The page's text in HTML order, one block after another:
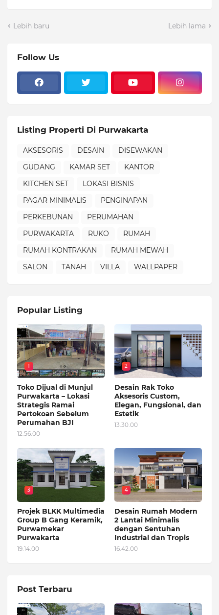
Lebih baru Lebih lama
Follow Us
Listing Properti Di Purwakarta
AKSESORIS DESAIN
DISEWAKAN
GUDANG
KAMAR SET
KANTOR
KITCHEN SET
LOKASI BISNIS
PAGAR MINIMALIS
PENGINAPAN
PERKEBUNAN
PERUMAHAN
PURWAKARTA
RUKO
RUMAH
RUMAH KONTRAKAN
RUMAH MEWAH
SALON
TANAH VILLA WALLPAPER
Popular Listing
1
Toko Dijual di Munjul
Purwakarta – Lokasi
Strategis Ramai
Pertokoan Sebelum
Perumahan BJI
12.56.00
2
Desain Rak Toko
Aksesoris Custom,
Elegan, Fungsional, dan
Estetik
13.30.00
3
Projek BLKK Multimedia
Group B Gang Keramik,
Purwamekar
Purwakarta
19.14.00
4
Desain Rumah Modern
2 Lantai Minimalis
dengan Sentuhan
Industrial dan Tropis
16.42.00
Post Terbaru